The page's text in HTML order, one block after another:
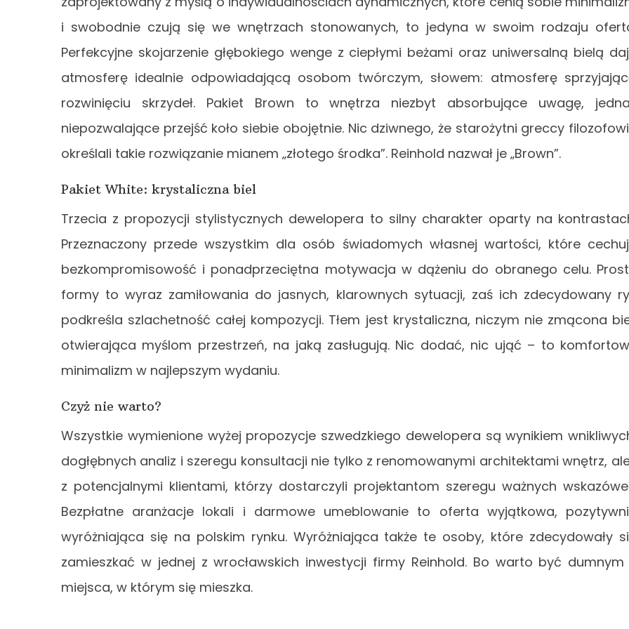
i swobodnie czują się we wnętrzach stonowanych, to jedyna w swoim rodzaju
Perfekcyjne skojarzenie głębokiego wenge z ciepłymi beżami oraz uniwersalną bielą
atmosferę idealnie odpowiadającą osobom twórczym, słowem: atmosferę
rozwinięciu skrzydeł. Pakiet Brown to wnętrza niezbyt absorbujące uwagę,
niepozwalające przejść koło siebie obojętnie. Nic dziwnego, że starożytni greccy
określali takie rozwiązanie mianem „złotego środka”. Reinhold nazwał je „Brown”.
Pakiet White: krystaliczna biel
Trzecia z propozycji stylistycznych dewelopera to silny charakter oparty na
Przeznaczony przede wszystkim dla osób świadomych własnej wartości, które
bezkompromisowość i ponadprzeciętna motywacja w dążeniu do obranego celu.
formy to wyraz zamiłowania do jasnych, klarownych sytuacji, zaś ich zdecydowany
podkreśla szlachetność całej kompozycji. Tłem jest krystaliczna, niczym nie zmącona
otwierająca myślom przestrzeń, na jaką zasługują. Nic dodać, nic ująć – to
minimalizm w najlepszym wydaniu.
Czyż nie warto?
Wszystkie wymienione wyżej propozycje szwedzkiego dewelopera są wynikiem
dogłębnych analiz i szeregu konsultacji nie tylko z renomowanymi architektami wnętrz,
z potencjalnymi klientami, którzy dostarczyli projektantom szeregu ważnych
Bezpłatne aranżacje lokali i darmowe umeblowanie to oferta wyjątkowa,
wyróżniająca się na polskim rynku. Wyróżniająca także te osoby, które zdecydowały
zamieszkać w jednej z wrocławskich inwestycji firmy Reinhold. Bo warto być dumnym
miejsca, w którym się mieszka.